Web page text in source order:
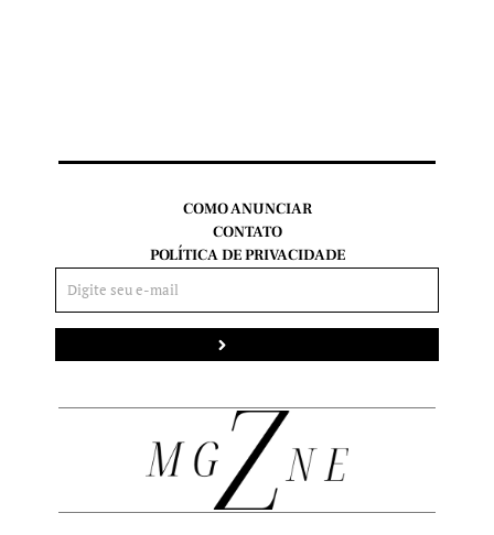
COMO ANUNCIAR
CONTATO
POLÍTICA DE PRIVACIDADE